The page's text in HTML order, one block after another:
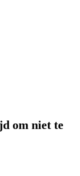
om niet te